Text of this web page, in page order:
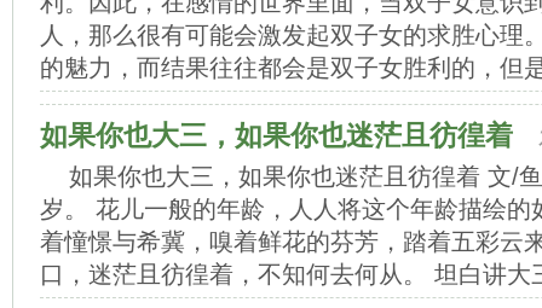
人，那么很有可能会激发起双子女的求胜心理
的魅力，而结果往往都会是双子女胜利的，但
如果你也大三，如果你也迷茫且彷徨着
如果你也大三，如果你也迷茫且彷徨着 文/
岁。 花儿一般的年龄，人人将这个年龄描绘
着憧憬与希冀，嗅着鲜花的芬芳，踏着五彩云
口，迷茫且彷徨着，不知何去何从。 坦白讲大